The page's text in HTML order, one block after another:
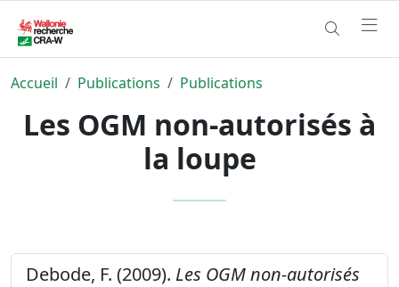
Accueil Publications Publications
Les OGM non-autorisés à
la loupe
Debode, F. (2009). Les OGM non-autorisés